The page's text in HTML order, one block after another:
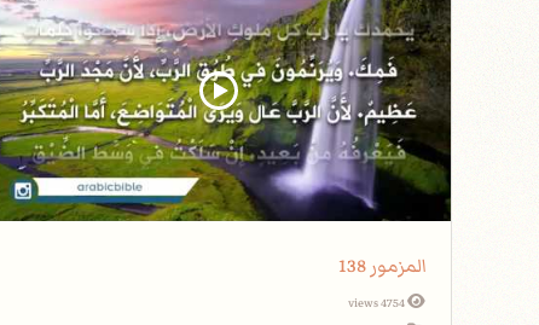
المزمور 138
4754 views